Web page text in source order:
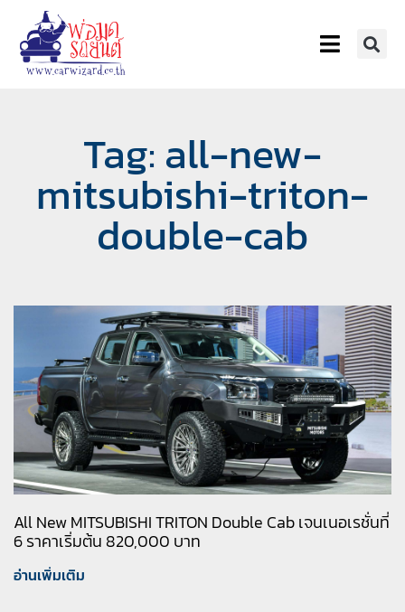
Tag: all-new-
mitsubishi-triton-
double-cab
All New MITSUBISHI TRITON Double Cab เจนเนอเรชั่นที่
6 ราคาเริ่มต้น 820,000 บาท
อ่านเพิ่มเติม